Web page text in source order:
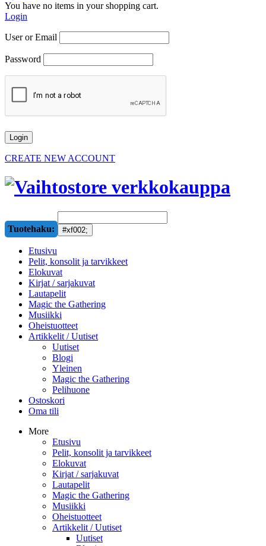
You have no items in your shopping cart.
Login
User or Email
Password
CREATE NEW ACCOUNT
Tuotehaku:
Etusivu
Pelit, konsolit ja tarvikkeet
Elokuvat
Kirjat / sarjakuvat
Lautapelit
Magic the Gathering
Musiikki
Oheistuotteet
Artikkelit / Uutiset
Uutiset
Blogi
Yleinen
Magic the Gathering
Pelihuone
Ostoskori
Oma tili
More
Etusivu
Pelit, konsolit ja tarvikkeet
Elokuvat
Kirjat / sarjakuvat
Lautapelit
Magic the Gathering
Musiikki
Oheistuotteet
Artikkelit / Uutiset
Uutiset